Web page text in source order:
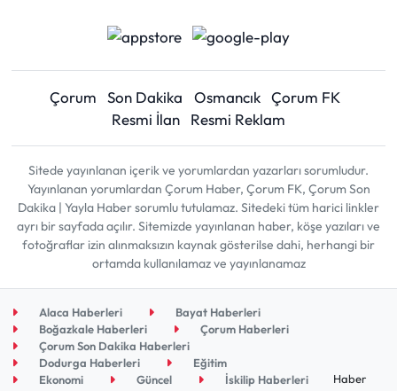
Çorum Son Dakika Osmancık Çorum FK
Resmi İlan
Resmi Reklam
Sitede yayınlanan içerik ve yorumlardan yazarları sorumludur.
Yayınlanan yorumlardan Çorum Haber, Çorum FK, Çorum Son
Dakika | Yayla Haber sorumlu tutulamaz. Sitedeki tüm harici linkler
ayrı bir sayfada açılır. Sitemizde yayınlanan haber, köşe yazıları ve
fotoğraflar izin alınmaksızın kaynak gösterilse dahi, herhangi bir
ortamda kullanılamaz ve yayınlanamaz
Alaca Haberleri
Bayat Haberleri
Boğazkale Haberleri
Çorum Haberleri
Çorum Son Dakika Haberleri
Dodurga Haberleri
Eğitim
Ekonomi
Güncel
İskilip Haberleri
Haber